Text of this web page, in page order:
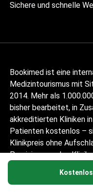
Sichere und schnelle
Bookimed ist eine
Medizintourismus mit
2014. Mehr als
bisher bearbeitet, in
akkreditierten Kliniken
Patienten kostenlos –
Klinikpreis ohne
Provision von den
Ärzte zu vergleichen,